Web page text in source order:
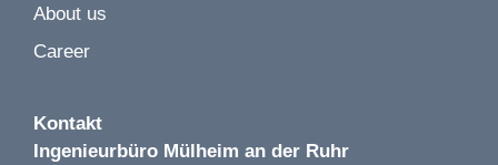
About us
Career
Kontakt
Ingenieurbüro Mülheim an der Ruhr